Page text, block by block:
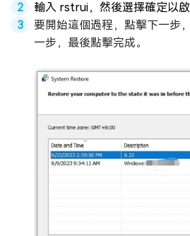
輸入 rstrui，然後選擇確定以啟
要開始這個過程，點擊下一步
一步，最後點擊完成。